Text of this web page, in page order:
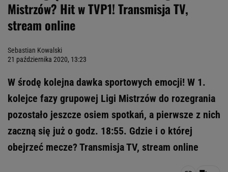
Mistrzów? Hit w TVP1! Transmisja TV,
stream online
Sebastian Kowalski
21 października 2020, 13:23
W środę kolejna dawka sportowych emocji! W 1.
kolejce fazy grupowej Ligi Mistrzów do rozegrania
pozostało jeszcze osiem spotkań, a pierwsze z nich
zaczną się już o godz. 18:55. Gdzie i o której
obejrzeć mecze? Transmisja TV, stream online